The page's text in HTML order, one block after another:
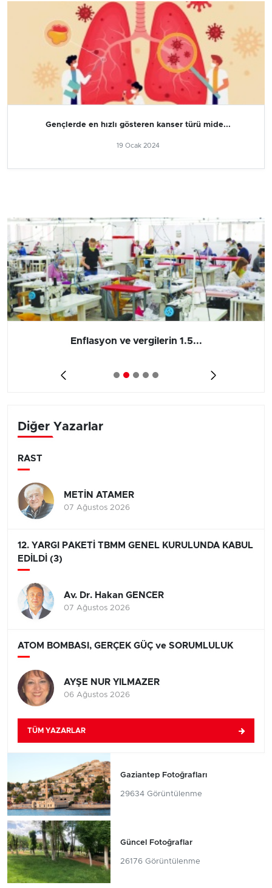
Gençlerde en hızlı gösteren kanser türü mide...
19 Ocak 2024
Enflasyon ve vergilerin 1.5...
Diğer Yazarlar
RAST
METİN ATAMER
07 Ağustos 2026
12. YARGI PAKETİ TBMM GENEL KURULUNDA KABUL
EDİLDİ (3)
Av. Dr. Hakan GENCER
07 Ağustos 2026
ATOM BOMBASI, GERÇEK GÜÇ ve SORUMLULUK
AYŞE NUR YILMAZER
06 Ağustos 2026
TÜM YAZARLAR
Gaziantep Fotoğrafları
29634 Görüntülenme
Güncel Fotoğraflar
26176 Görüntülenme